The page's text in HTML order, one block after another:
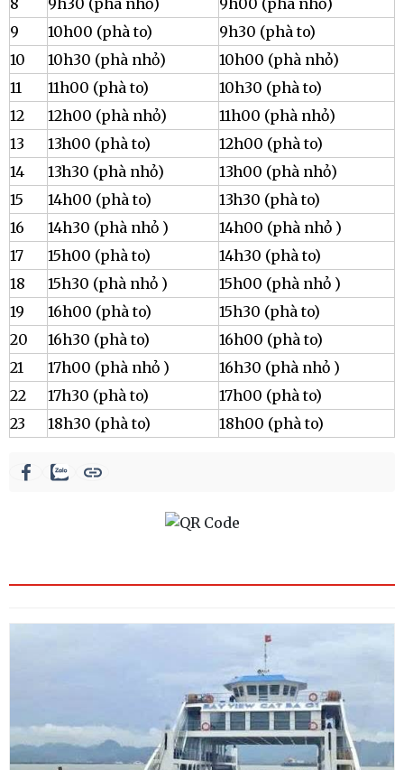
8
9h30 (phà nhỏ)
9h00 (phà nhỏ)
9
10h00 (phà to)
9h30 (phà to)
10
10h30 (phà nhỏ)
10h00 (phà nhỏ)
11
11h00 (phà to)
10h30 (phà to)
12
12h00 (phà nhỏ)
11h00 (phà nhỏ)
13
13h00 (phà to)
12h00 (phà to)
14
13h30 (phà nhỏ)
13h00 (phà nhỏ)
15
14h00 (phà to)
13h30 (phà to)
16
14h30 (phà nhỏ )
14h00 (phà nhỏ )
17
15h00 (phà to)
14h30 (phà to)
18
15h30 (phà nhỏ )
15h00 (phà nhỏ )
19
16h00 (phà to)
15h30 (phà to)
20
16h30 (phà to)
16h00 (phà to)
21
17h00 (phà nhỏ )
16h30 (phà nhỏ )
22
17h30 (phà to)
17h00 (phà to)
23
18h30 (phà to) 18h00 (phà to)